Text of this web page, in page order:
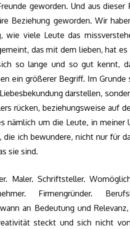
geworden. Und aus
Beziehung geworden. Wir
wie viele Leute das
das mit dem lieben, hat
so lange und so gut kennt,
ein größerer Begriff. Im
darstellen,
rücken, beziehungsweise auf
nämlich um die Leute, in meiner
die ich bewundere, nicht nur für
sie sind.
Maler. Schriftsteller.
Firmengründer.
an Bedeutung und
steckt und sich nicht